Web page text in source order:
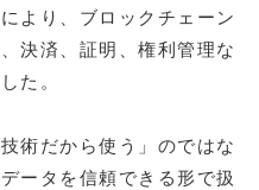
より、ブロックチェーン
決済、証明、権利管理な
た。
術だから使う」のではな
ータを信頼できる形で扱